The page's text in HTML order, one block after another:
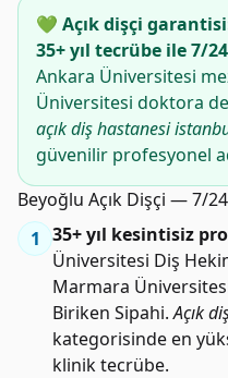
💚 Açık dişçi
35+ yıl tecrübe ile 7/
Ankara Üniversitesi
Üniversitesi doktora
açık diş hastanesi
güvenilir profesyonel
Beyoğlu Açık Dişçi — 7/
1 35+ yıl kesintisiz
Üniversitesi Diş
Marmara
Biriken Sipahi.Açık
kategorisinde en
klinik tecrübe.